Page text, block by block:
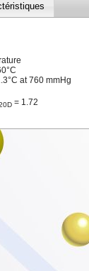
at 760 mmHg
= 1.72